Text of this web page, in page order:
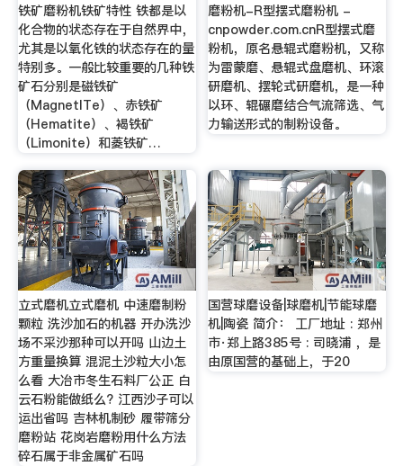
铁矿磨粉机铁矿特性 铁都是以
化合物的状态存在于自然界中，
尤其是以氧化铁的状态存在的量
特别多。一般比较重要的几种铁
矿石分别是磁铁矿
（MagnetITe）、赤铁矿
（Hematite）、褐铁矿
（Limonite）和菱铁矿…
磨粉机-R型摆式磨粉机 -
cnpowder.com.cnR型摆式磨
粉机，原名悬辊式磨粉机，又称
为雷蒙磨、悬辊式盘磨机、环滚
研磨机、摆轮式研磨机，是一种
以环、辊碾磨结合气流筛选、气
力输送形式的制粉设备。
立式磨机立式磨机 中速磨制粉
颗粒 洗沙加石的机器 开办洗沙
场不采沙那种可以开吗 山边土
方重量换算 混泥土沙粒大小怎
么看 大冶市冬生石料厂公正 白
云石粉能做纸么? 江西沙子可以
运出省吗 吉林机制砂 履带筛分
磨粉站 花岗岩磨粉用什么方法
碎石属于非金属矿石吗
国营球磨设备|球磨机|节能球磨
机|陶瓷 简介： 工厂地址 : 郑州
市·郑上路385号 : 司晓浦 ，是
由原国营的基础上，于20